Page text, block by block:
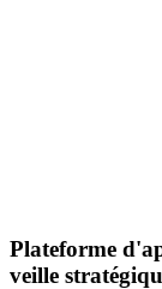
Plateforme
veille